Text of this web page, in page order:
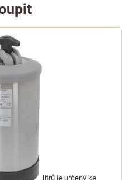
objemu 8 litrů je určený ke